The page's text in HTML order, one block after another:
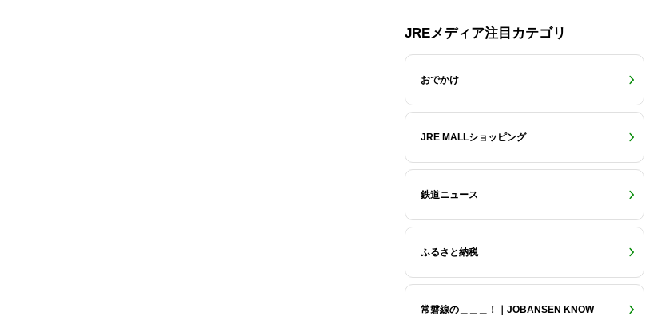
JREメディア注目カテゴリ
おでかけ
JRE MALLショッピング
鉄道ニュース
ふるさと納税
常磐線の＿＿＿！｜JOBANSEN KNOW